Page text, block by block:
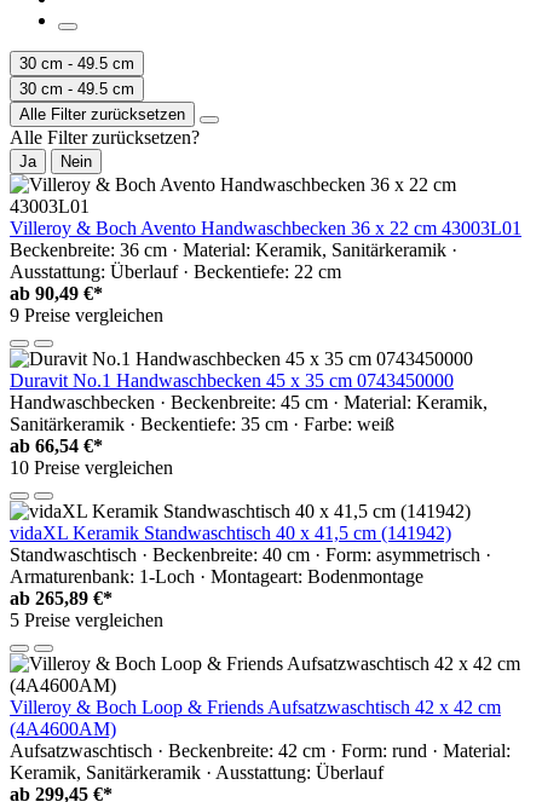
30 cm - 49.5 cm
30 cm - 49.5 cm
Alle Filter zurücksetzen
Alle Filter zurücksetzen?
Ja Nein
Villeroy & Boch Avento Handwaschbecken 36 x 22 cm 43003L01
Beckenbreite: 36 cm · Material: Keramik, Sanitärkeramik ·
Ausstattung: Überlauf · Beckentiefe: 22 cm
ab 90,49 €*
9 Preise vergleichen
Duravit No.1 Handwaschbecken 45 x 35 cm 0743450000
Handwaschbecken · Beckenbreite: 45 cm · Material: Keramik,
Sanitärkeramik · Beckentiefe: 35 cm · Farbe: weiß
ab 66,54 €*
10 Preise vergleichen
vidaXL Keramik Standwaschtisch 40 x 41,5 cm (141942)
Standwaschtisch · Beckenbreite: 40 cm · Form: asymmetrisch ·
Armaturenbank: 1-Loch · Montageart: Bodenmontage
ab 265,89 €*
5 Preise vergleichen
Villeroy & Boch Loop & Friends Aufsatzwaschtisch 42 x 42 cm
(4A4600AM)
Aufsatzwaschtisch · Beckenbreite: 42 cm · Form: rund · Material:
Keramik, Sanitärkeramik · Ausstattung: Überlauf
ab 299,45 €*